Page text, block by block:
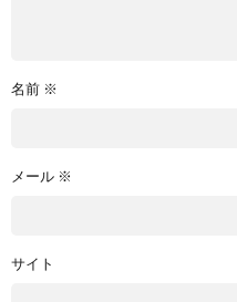
名前 ※
メール ※
サイト